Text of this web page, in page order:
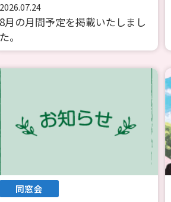
2026.07.24
8月の月間予定を掲載いたしまし
た。
同窓会